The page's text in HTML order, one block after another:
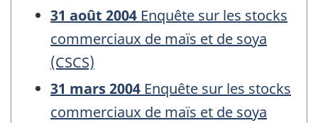
31 août 2004 Enquête sur les stocks
commerciaux de maïs et de soya
(CSCS)
31 mars 2004 Enquête sur les stocks
commerciaux de maïs et de soya